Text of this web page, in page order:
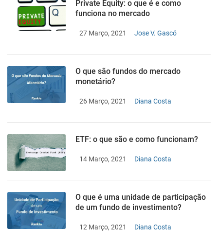
Private Equity: o que é e como
funciona no mercado
27 Março, 2021 Jose V. Gascó
O que são fundos do mercado
monetário?
26 Março, 2021 Diana Costa
ETF: o que são e como funcionam?
14 Março, 2021 Diana Costa
O que é uma unidade de participação
de um fundo de investimento?
12 Março, 2021 Diana Costa